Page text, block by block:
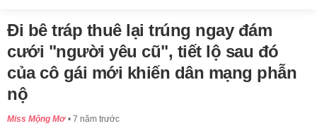
Đi bê tráp thuê lại trúng ngay đám
cưới "người yêu cũ", tiết lộ sau đó
của cô gái mới khiến dân mạng phẫn
nộ
Miss Mộng Mơ 7 năm trước